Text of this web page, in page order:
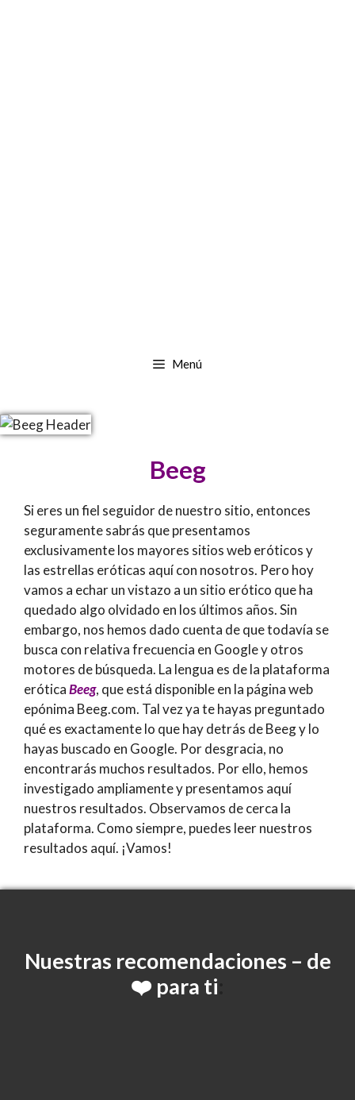
Menú
Beeg
Si eres un fiel seguidor de nuestro sitio, entonces
seguramente sabrás que presentamos
exclusivamente los mayores sitios web eróticos y
las estrellas eróticas aquí con nosotros. Pero hoy
vamos a echar un vistazo a un sitio erótico que ha
quedado algo olvidado en los últimos años. Sin
embargo, nos hemos dado cuenta de que todavía se
busca con relativa frecuencia en Google y otros
motores de búsqueda. La lengua es de la plataforma
eróticaBeeg, que está disponible en la página web
epónima Beeg.com. Tal vez ya te hayas preguntado
qué es exactamente lo que hay detrás de Beeg y lo
hayas buscado en Google. Por desgracia, no
encontrarás muchos resultados. Por ello, hemos
investigado ampliamente y presentamos aquí
nuestros resultados. Observamos de cerca la
plataforma. Como siempre, puedes leer nuestros
resultados aquí. ¡Vamos!
Nuestras recomendaciones – de
❤️ para ti